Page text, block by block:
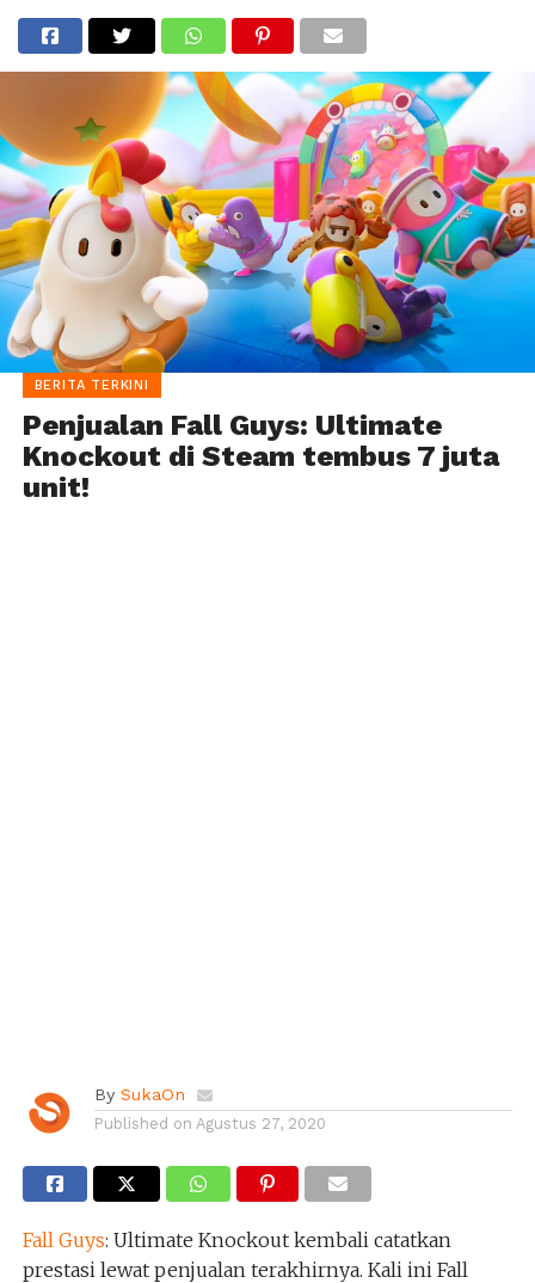
BERITA TERKINI
Penjualan Fall Guys: Ultimate
Knockout di Steam tembus 7 juta
unit!
By SukaOn
Published on Agustus 27, 2020
Fall Guys: Ultimate Knockout kembali catatkan
prestasi lewat penjualan terakhirnya. Kali ini Fall